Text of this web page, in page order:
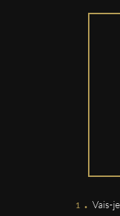
ecoute et nous
. Vais-